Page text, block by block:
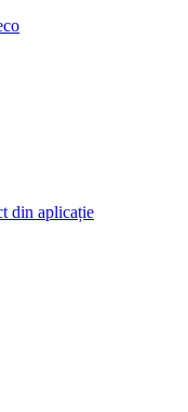
din aplicație